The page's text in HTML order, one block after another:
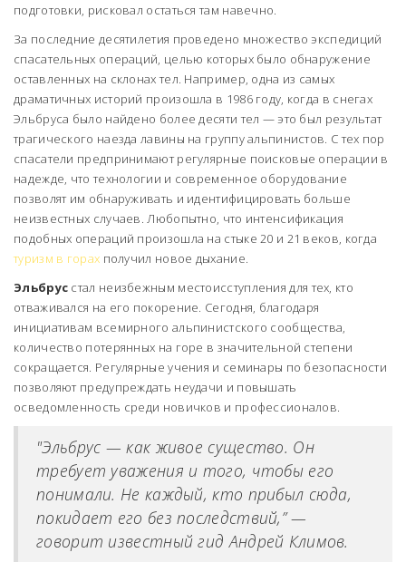
подготовки, рисковал остаться там навечно.
За последние десятилетия проведено множество экспедиций
спасательных операций, целью которых было обнаружение
оставленных на склонах тел. Например, одна из самых
драматичных историй произошла в 1986 году, когда в снегах
Эльбруса было найдено более десяти тел — это был результат
трагического наезда лавины на группу альпинистов. С тех пор
спасатели предпринимают регулярные поисковые операции в
надежде, что технологии и современное оборудование
позволят им обнаруживать и идентифицировать больше
неизвестных случаев. Любопытно, что интенсификация
подобных операций произошла на стыке 20 и 21 веков, когда
туризм в горах получил новое дыхание.
Эльбрус стал неизбежным местоисступления для тех, кто
отваживался на его покорение. Сегодня, благодаря
инициативам всемирного альпинистского сообщества,
количество потерянных на горе в значительной степени
сокращается. Регулярные учения и семинары по безопасности
позволяют предупреждать неудачи и повышать
осведомленность среди новичков и профессионалов.
"Эльбрус — как живое существо. Он
требует уважения и того, чтобы его
понимали. Не каждый, кто прибыл сюда,
покидает его без последствий,” —
говорит известный гид Андрей Климов.